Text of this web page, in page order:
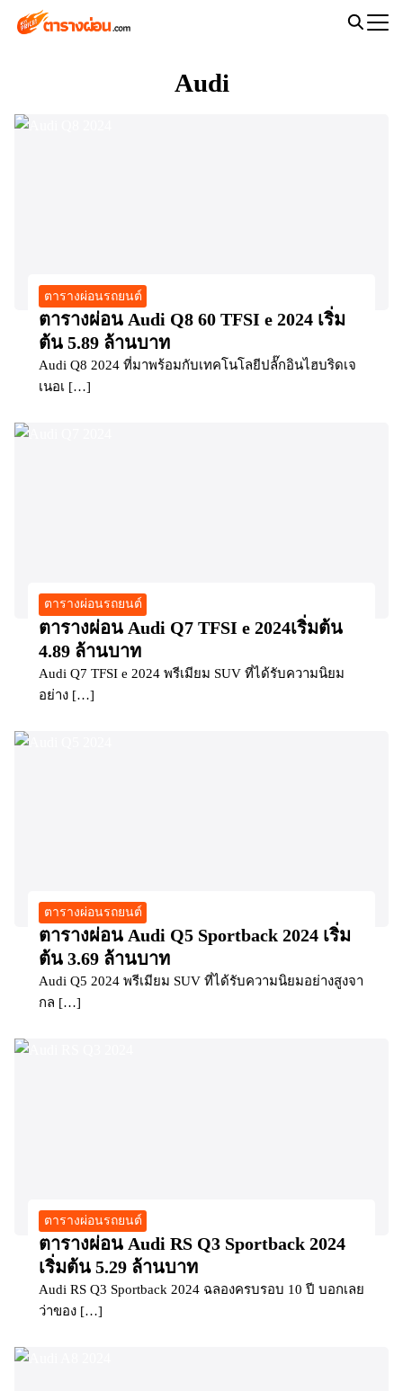
Audi
ตารางผ่อนรถยนต์
ตารางผ่อน Audi Q8 60 TFSI e 2024 เริ่ม
ต้น 5.89 ล้านบาท
Audi Q8 2024 ที่มาพร้อมกับเทคโนโลยีปลั๊กอินไฮบริดเจ
เนอเ […]
ตารางผ่อนรถยนต์
ตารางผ่อน Audi Q7 TFSI e 2024เริ่มต้น
4.89 ล้านบาท
Audi Q7 TFSI e 2024 พรีเมียม SUV ที่ได้รับความนิยม
อย่าง […]
ตารางผ่อนรถยนต์
ตารางผ่อน Audi Q5 Sportback 2024 เริ่ม
ต้น 3.69 ล้านบาท
Audi Q5 2024 พรีเมียม SUV ที่ได้รับความนิยมอย่างสูงจา
กล […]
ตารางผ่อนรถยนต์
ตารางผ่อน Audi RS Q3 Sportback 2024
เริ่มต้น 5.29 ล้านบาท
Audi RS Q3 Sportback 2024 ฉลองครบรอบ 10 ปี บอกเลย
ว่าของ […]